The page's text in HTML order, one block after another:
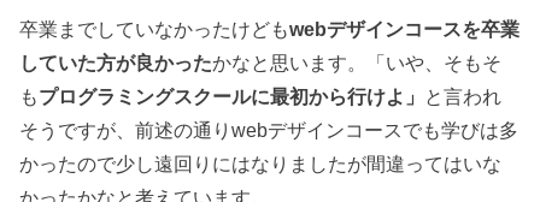
卒業までしていなかったけどもwebデザインコースを卒業
していた方が良かったかなと思います。「いや、そもそ
もプログラミングスクールに最初から行けよ」 と言われ
そうですが、前述の通りwebデザインコースでも学びは多
かったので少し遠回りにはなりましたが間違ってはいな
かったかなと考えています。